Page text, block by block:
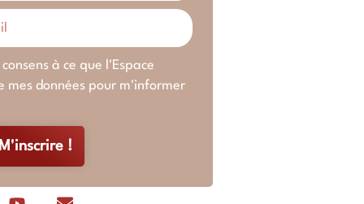
à ce que l'Espace
mes données pour m'informer
M'inscrire !